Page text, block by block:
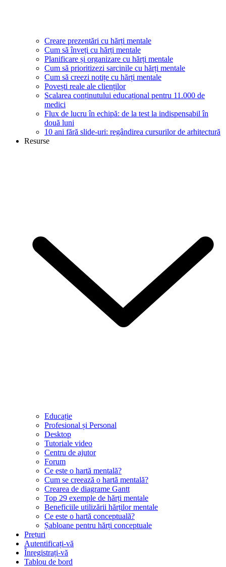
Creare prezentări cu hărți mentale
Cum să înveți cu hărți mentale
Planificare și organizare cu hărți mentale
Cum să prioritizezi sarcinile cu hărți mentale
Cum să creezi notițe cu hărți mentale
Povești reale ale clienților
Scalarea conținutului educațional pentru 11.000 de
medici
Flux de lucru în echipă: de la test la indispensabil în
două luni
10 ani fără slide-uri: regândirea cursurilor de arhitectură
Resurse
Educație
Profesional și Personal
Desktop
Tutoriale video
Centru de ajutor
Forum
Ce este o hartă mentală?
Cum se creează o hartă mentală?
Crearea de diagrame Gantt
Top 29 exemple de hărți mentale
Beneficiile utilizării hărților mentale
Ce este o hartă conceptuală?
Șabloane pentru hărți conceptuale
Prețuri
Autentificați-vă
Înregistrați-vă
Tablou de bord